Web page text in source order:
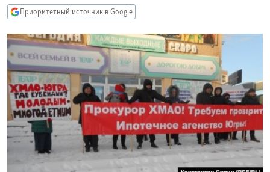
поиску
СЕВЕР.РЕАЛИИ
СИБИРЬ.РЕАЛИИ
РАСПИСАНИЕ ВЕЩАНИЯ
ПОДПИШИТЕСЬ НА РАССЫЛКУ
СОЦИАЛЬНЫЕ СЕТИ
Приоритетный источник в Google